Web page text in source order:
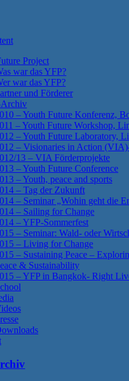
Project
war das YFP?
war das YFP?
und Förderer
– Youth Future Konferenz,
– Youth Future Workshop,
– Youth Future Laboratory,
– Visionaries in Action
13 – VIA Förderprojekte
– Youth Future Conference
– Youth, peace and sports
– Tag der Zukunft
– Seminar „Wohin geht die
– Sailing for Change
– YFP-Sommerfest
– Seminar: Wald- oder
– Living for Change
– Sustaining Peace –
& Sustainability
– YFP in Bangkok- Right